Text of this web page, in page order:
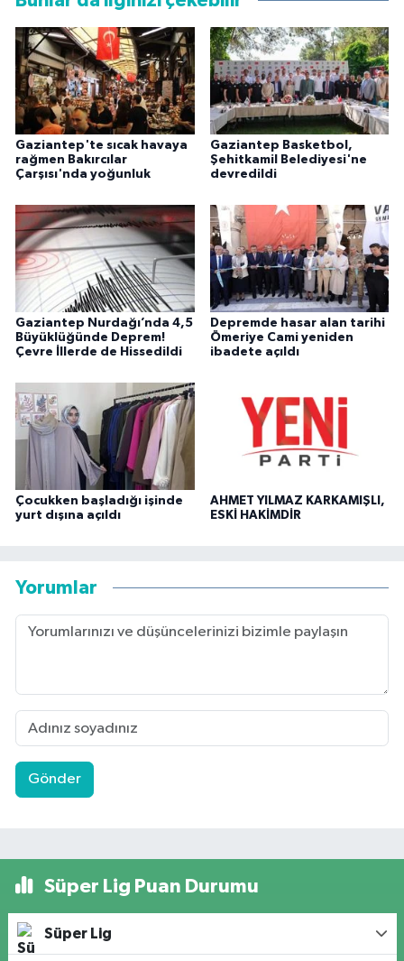
Gaziantep'te sıcak havaya
rağmen Bakırcılar
Çarşısı'nda yoğunluk
Gaziantep Basketbol,
Şehitkamil Belediyesi'ne
devredildi
Gaziantep Nurdağı’nda 4,5
Büyüklüğünde Deprem!
Çevre İllerde de Hissedildi
Depremde hasar alan tarihi
Ömeriye Cami yeniden
ibadete açıldı
Çocukken başladığı işinde
yurt dışına açıldı
AHMET YILMAZ KARKAMIŞLI,
ESKİ HAKİMDİR
Yorumlar
Gönder
Süper Lig Puan Durumu
Süper Lig